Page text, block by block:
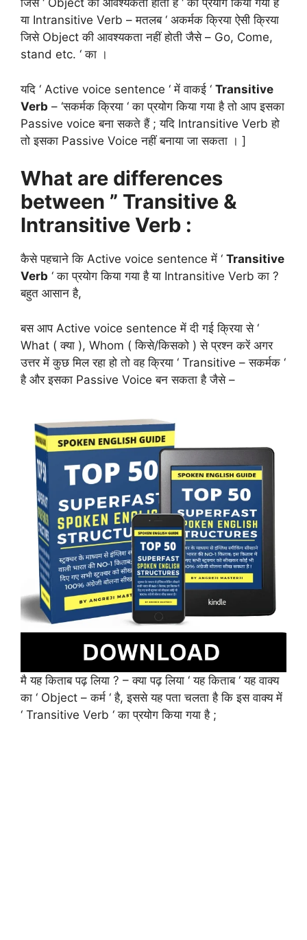
जिसे ‘ Object की आवश्यकता होती है ‘ का प्रयोग किया गया है
या Intransitive Verb – मतलब ‘ अकर्मक क्रिया ऐसी क्रिया
जिसे Object की आवश्यकता नहीं होती जैसे – Go, Come,
stand etc. ‘ का ।
यदि ‘ Active voice sentence ‘ में वाकई ‘ Transitive
Verb – ‘सकर्मक क्रिया ‘ का प्रयोग किया गया है तो आप इसका
Passive voice बना सकते हैं ; यदि Intransitive Verb हो
तो इसका Passive Voice नहीं बनाया जा सकता । ]
What are differences
between ” Transitive &
Intransitive Verb :
कैसे पहचाने कि Active voice sentence में ‘ Transitive
Verb ‘ का प्रयोग किया गया है या Intransitive Verb का ?
बहुत आसान है,
बस आप Active voice sentence में दी गई क्रिया से ‘
What ( क्या ), Whom ( किसे/किसको ) से प्रश्न करें अगर
उत्तर में कुछ मिल रहा हो तो वह क्रिया ‘ Transitive – सकर्मक ‘
है और इसका Passive Voice बन सकता है जैसे –
मै यह किताब पढ़ लिया ? – क्या पढ़ लिया ‘ यह किताब ‘ यह वाक्य
का ‘ Object – कर्म ‘ है, इससे यह पता चलता है कि इस वाक्य में
‘ Transitive Verb ‘ का प्रयोग किया गया है ;